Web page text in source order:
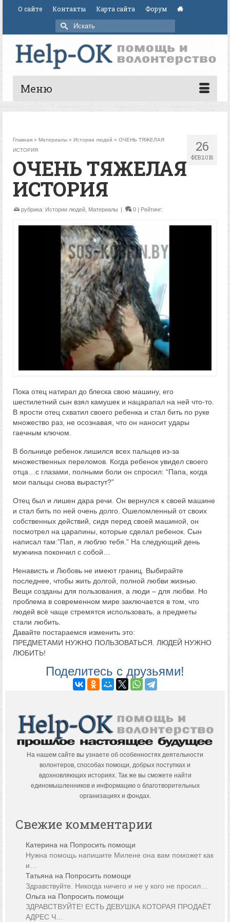
О сайте Контакты Карта сайта
Форум
Искать:
Меню
26
ФЕВ 2018
Главная » Материалы » Истории людей » ОЧЕНЬ ТЯЖЕЛАЯ
ИСТОРИЯ
ОЧЕНЬ ТЯЖЕЛАЯ
ИСТОРИЯ
рубрика: Истории людей Материалы | 0 | Рейтинг:
Пока отец натирал до блеска свою машину, его
шестилетний сын взял камушек и нацарапал на ней что-то.
В ярости отец схватил своего ребенка и стал бить по руке
множество раз, не осознавая, что он наносит удары
гаечным ключом.
В больнице ребенок лишился всех пальцев из-за
множественных переломов. Когда ребенок увидел своего
отца…с глазами, полными боли он спросил: “Папа, когда
мои пальцы снова вырастут?”
Отец был и лишен дара речи. Он вернулся к своей машине
и стал бить по ней очень долго. Ошеломленный от своих
собственных действий, сидя перед своей машиной, он
посмотрел на царапины, которые сделал ребенок. Сын
написал там:”Пап, я люблю тебя.” На следующий день
мужчина покончил с собой…
Ненависть и Любовь не имеют границ. Выбирайте
последнее, чтобы жить долгой, полной любви жизнью.
Вещи созданы для пользования, а люди – для любви. Но
проблема в современном мире заключается в том, что
людей всё чаще стремятся использовать, а предметы
стали любить.
Давайте постараемся изменить это:
ПРЕДМЕТАМИ НУЖНО ПОЛЬЗОВАТЬСЯ. ЛЮДЕЙ НУЖНО
ЛЮБИТЬ!
Поделитесь с друзьями!
На нашем сайте вы узнаете об особенностях деятельности
волонтеров, способах помощи, добрых поступках и
вдохновляющих историях. Так же вы сможете найти
единомышленников и информацию о благотворительных
организациях и фондах.
Свежие комментарии
Катерина на Попросить помощи
Нужна помощь напишите Милене она вам поможет как
и…
Татьяна на Попросить помощи
Здравствуйте. Никогда ничего и не у кого не просил…
Ольга на Попросить помощи
ЗДРАВСТВУЙТЕ! ЕСТЬ ДЕВУШКА КОТОРАЯ ПРОДАЁТ
АДРЕС Ч…